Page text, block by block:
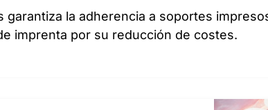
garantiza la adherencia a soportes
imprenta por su reducción de costes.